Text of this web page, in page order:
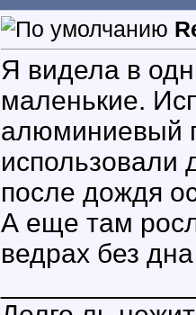
Я видела в
маленькие.
алюминиевый
использовали
после дождя
А еще там
ведрах без